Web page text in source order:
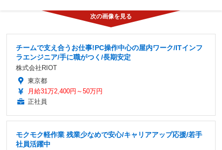
チームで支え合うお仕事!PC操作中心の屋内ワーク/ITインフ
ラエンジニア/手に職がつく/長期安定
株式会社RIOT
東京都
月給31万2,400円～50万円
正社員
モクモク軽作業 残業少なめで安心/キャリアアップ応援/若手
社員活躍中